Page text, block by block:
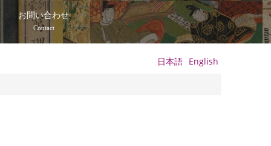
お問い合わせ
Contact
日本語 English